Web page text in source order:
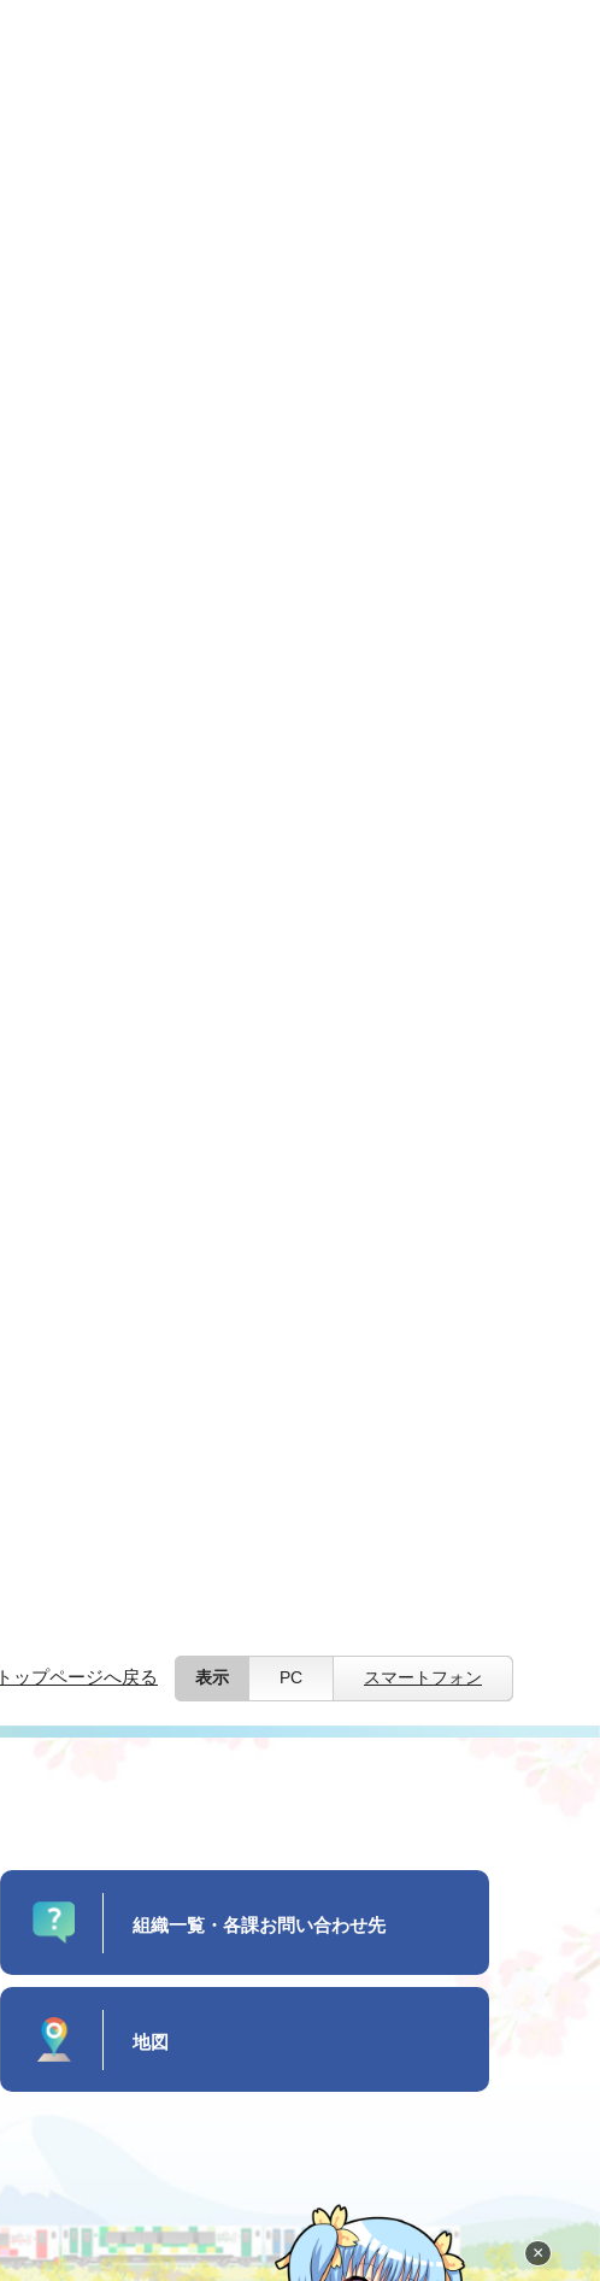
トップページへ戻る 表示 PC スマートフォン
×
組織一覧・各課お問い合わせ先
地図